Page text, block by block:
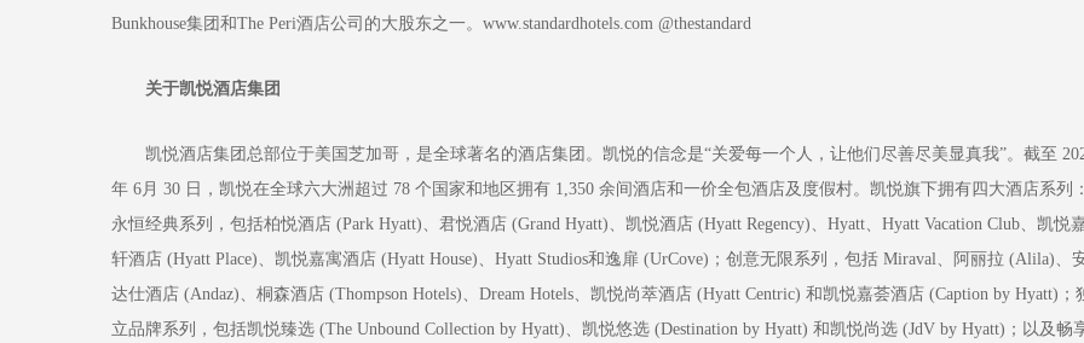
Bunkhouse集团和The Peri酒店公司的大股东之一。www.standardhotels.com @thestandard
关于凯悦酒店集团
凯悦酒店集团总部位于美国芝加哥，是全球著名的酒店集团。凯悦的信念是“关爱每一个人，让他们尽善尽美显真我”。截至
年 6月 30 日，凯悦在全球六大洲超过 78 个国家和地区拥有 1,350 余间酒店和一价全包酒店及度假村。凯悦旗下拥有四大酒店系列：
永恒经典系列，包括柏悦酒店 (Park Hyatt)、君悦酒店 (Grand Hyatt)、凯悦酒店 (Hyatt Regency)、Hyatt、Hyatt Vacation Club、凯悦
轩酒店 (Hyatt Place)、凯悦嘉寓酒店 (Hyatt House)、Hyatt Studios和逸扉 (UrCove)；创意无限系列，包括 Miraval、阿丽拉 (Alila)、
达仕酒店 (Andaz)、桐森酒店 (Thompson Hotels)、Dream Hotels、凯悦尚萃酒店 (Hyatt Centric) 和凯悦嘉荟酒店 (Caption by Hyatt)；
立品牌系列，包括凯悦臻选 (The Unbound Collection by Hyatt)、凯悦悠选 (Destination by Hyatt) 和凯悦尚选 (JdV by Hyatt)；以及畅